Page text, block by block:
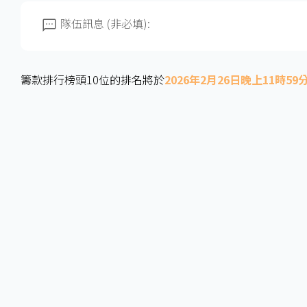
隊伍訊息 (非必填):
籌款排行榜頭10位的排名將於2026年2月26日晚上11時59